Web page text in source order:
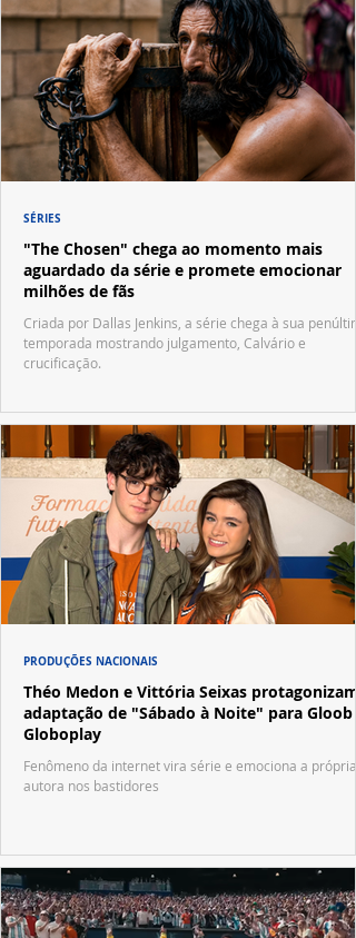
"The Chosen" chega ao momento mais
aguardado da série e promete emocionar
milhões de fãs
Criada por Dallas Jenkins, a série chega à sua
temporada mostrando julgamento, Calvário e
crucificação.
SÉRIES
Théo Medon e Vittória Seixas protagonizam
adaptação de "Sábado à Noite" para Gloob e
Globoplay
Fenômeno da internet vira série e emociona a própria
autora nos bastidores
PRODUÇÕES NACIONAIS